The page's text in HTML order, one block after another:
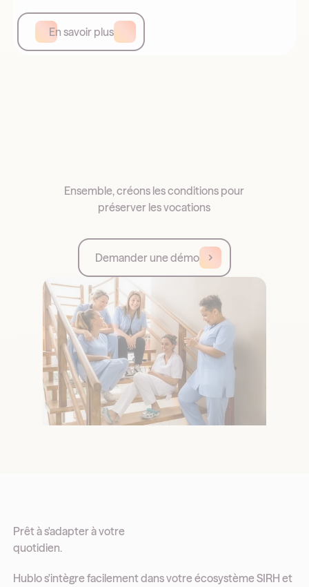
En savoir plus
Ensemble, créons les conditions pour
préserver les vocations
Demander une démo
Prêt à s'adapter à votre
quotidien.
Hublo s'intègre facilement dans votre écosystème SIRH et